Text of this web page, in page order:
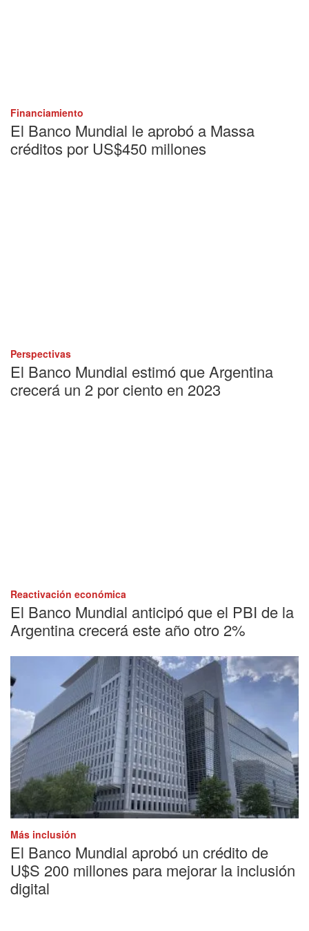
Financiamiento
El Banco Mundial le aprobó a Massa
créditos por US$450 millones
Perspectivas
El Banco Mundial estimó que Argentina
crecerá un 2 por ciento en 2023
Reactivación económica
El Banco Mundial anticipó que el PBI de la
Argentina crecerá este año otro 2%
Más inclusión
El Banco Mundial aprobó un crédito de
U$S 200 millones para mejorar la inclusión
digital